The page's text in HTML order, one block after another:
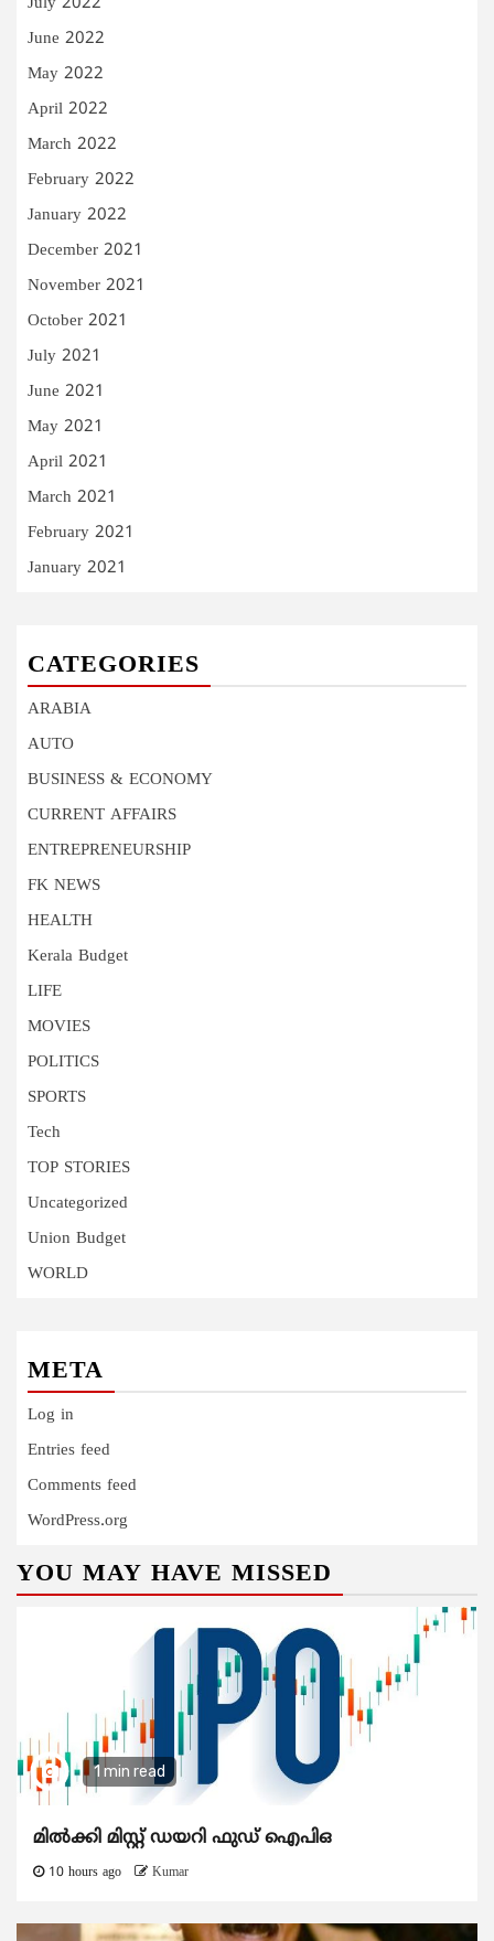
June 2022
May 2022
April 2022
March 2022
February 2022
January 2022
December 2021
November 2021
October 2021
July 2021
June 2021
May 2021
April 2021
March 2021
February 2021
January 2021
CATEGORIES
ARABIA
AUTO
BUSINESS & ECONOMY
CURRENT AFFAIRS
ENTREPRENEURSHIP
FK NEWS
HEALTH
Kerala Budget
LIFE
MOVIES
POLITICS
SPORTS
Tech
TOP STORIES
Uncategorized
Union Budget
WORLD
META
Log in
Entries feed
Comments feed
WordPress.org
YOU MAY HAVE MISSED
1 min read
മിൽക്കി മിസ്റ്റ് ഡയറി ഫുഡ് ഐപിഒ
10 hours ago Kumar